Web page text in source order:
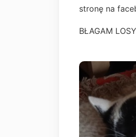
stronę na
BŁAGAM